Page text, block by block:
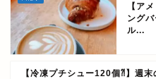
【ア
ング
ル...
【冷凍プチシュー120個⁈】週末